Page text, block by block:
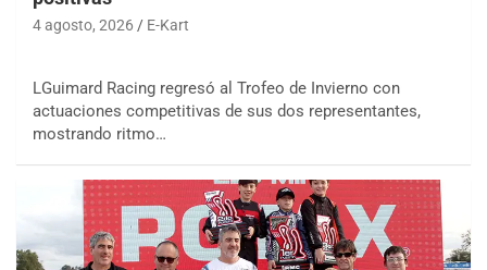
4 agosto, 2026 E-Kart
LGuimard Racing regresó al Trofeo de Invierno con
actuaciones competitivas de sus dos representantes,
mostrando ritmo…